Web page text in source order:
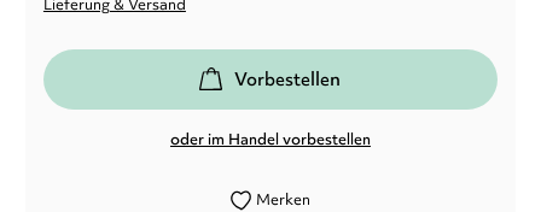
Lieferung & Versand
Vorbestellen
oder im Handel vorbestellen
Merken